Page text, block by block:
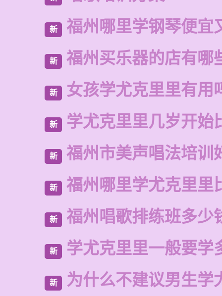
新 福州哪里学钢琴便宜
新 福州买乐器的店有哪
新 女孩学尤克里里有用
新 学尤克里里几岁开始
新 福州市美声唱法培训
新 福州哪里学尤克里里
新 福州唱歌排练班多少
新 学尤克里里一般要学
新 为什么不建议男生学